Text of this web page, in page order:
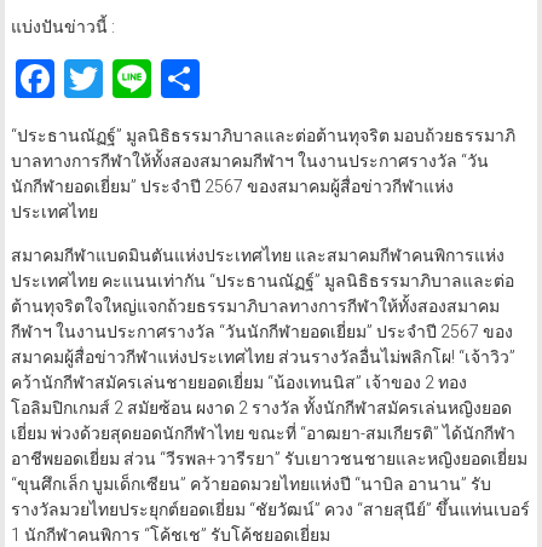
แบ่งปันข่าวนี้ :
Facebook
Twitter
LineShare
“ประธานณัฏฐ์” มูลนิธิธรรมาภิบาลและต่อต้านทุจริต มอบถ้วยธรรมาภิ
บาลทางการกีฬาให้ทั้งสองสมาคมกีฬาฯ ในงานประกาศรางวัล “วัน
นักกีฬายอดเยี่ยม” ประจำปี 2567 ของสมาคมผู้สื่อข่าวกีฬาแห่ง
ประเทศไทย
สมาคมกีฬาแบดมินตันแห่งประเทศไทย และสมาคมกีฬาคนพิการแห่ง
ประเทศไทย คะแนนเท่ากัน “ประธานณัฏฐ์” มูลนิธิธรรมาภิบาลและต่อ
ต้านทุจริตใจใหญ่แจกถ้วยธรรมาภิบาลทางการกีฬาให้ทั้งสองสมาคม
กีฬาฯ ในงานประกาศรางวัล “วันนักกีฬายอดเยี่ยม” ประจำปี 2567 ของ
สมาคมผู้สื่อข่าวกีฬาแห่งประเทศไทย ส่วนรางวัลอื่นไม่พลิกโผ! “เจ้าวิว”
คว้านักกีฬาสมัครเล่นชายยอดเยี่ยม “น้องเทนนิส” เจ้าของ 2 ทอง
โอลิมปิกเกมส์ 2 สมัยซ้อน ผงาด 2 รางวัล ทั้งนักกีฬาสมัครเล่นหญิงยอด
เยี่ยม พ่วงด้วยสุดยอดนักกีฬาไทย ขณะที่ “อาฒยา-สมเกียรติ” ได้นักกีฬา
อาชีพยอดเยี่ยม ส่วน “วีรพล+วารีรยา” รับเยาวชนชายและหญิงยอดเยี่ยม
“ขุนศึกเล็ก บูมเด็กเซียน” คว้ายอดมวยไทยแห่งปี “นาบิล อานาน” รับ
รางวัลมวยไทยประยุกต์ยอดเยี่ยม “ชัยวัฒน์” ควง “สายสุนีย์” ขึ้นแท่นเบอร์
1 นักกีฬาคนพิการ “โค้ชเช” รับโค้ชยอดเยี่ยม